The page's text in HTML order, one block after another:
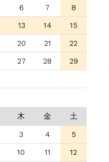
6 7
8
13 14
15
20 21
22
27 28
29
木 金
土
3 4
5
10 11
12